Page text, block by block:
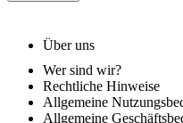
Über uns
Wer sind wir?
Rechtliche Hinweise
Allgemeine
Allgemeine